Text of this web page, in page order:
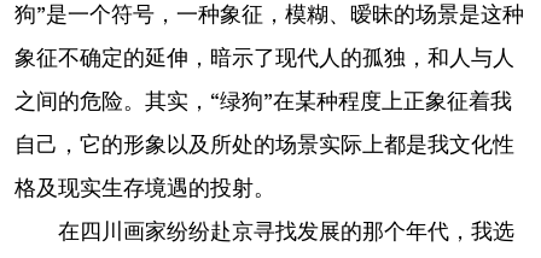
狗”是一个符号，一种象征，模糊、暧昧的场景是这种
象征不确定的延伸，暗示了现代人的孤独，和人与人
之间的危险。其实，“绿狗”在某种程度上正象征着我
自己，它的形象以及所处的场景实际上都是我文化性
格及现实生存境遇的投射。
在四川画家纷纷赴京寻找发展的那个年代，我选